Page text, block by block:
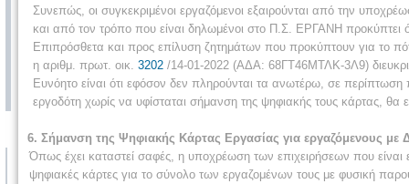
Συνεπώς, οι συγκεκριμένοι εργαζόμενοι εξαιρούνται από την
και από τον τρόπο που είναι δηλωμένοι στο Π.Σ. ΕΡΓΑΝΗ προκύπτει
Επιπρόσθετα και προς επίλυση ζητημάτων που προκύπτουν για το
η αριθμ. πρωτ. οικ. 3202 /14-01-2022 (ΑΔΑ: 68ΓΤ46ΜΤΛΚ-3Λ9)
Ευνόητο είναι ότι εφόσον δεν πληρούνται τα ανωτέρω, σε
εργοδότη χωρίς να υφίσταται σήμανση της ψηφιακής τους κάρτας,
6. Σήμανση της Ψηφιακής Κάρτας Εργασίας για εργαζόμενους με
Όπως έχει καταστεί σαφές, η υποχρέωση των επιχειρήσεων που είναι
ψηφιακές κάρτες για το σύνολο των εργαζομένων τους με φυσική